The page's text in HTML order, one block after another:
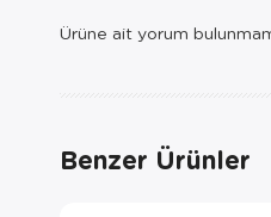
Ürüne ait yorum
Benzer Ürünler